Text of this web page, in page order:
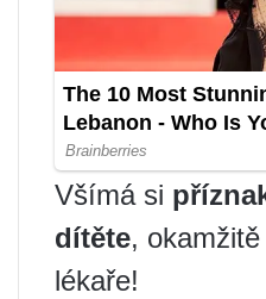
Všímá si
dítěte,
lékaře!